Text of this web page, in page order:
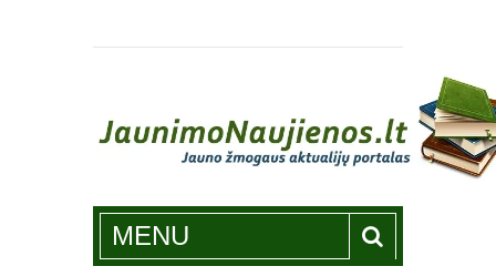
Jaunimonaujienos.lt
MENU